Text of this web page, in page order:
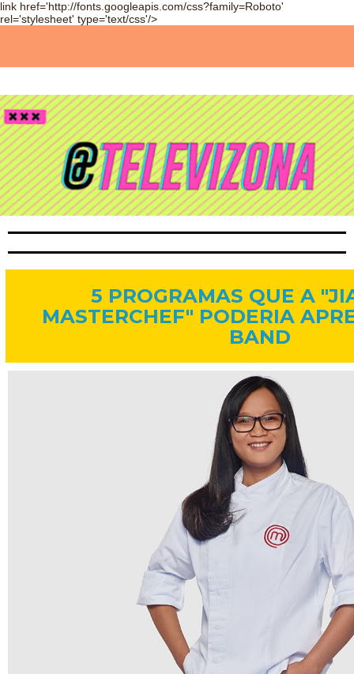
link href='http://fonts.googleapis.com/css?family=Roboto'
rel='stylesheet' type='text/css'/>
5 PROGRAMAS QUE A
MASTERCHEF" PODERIA
BAND